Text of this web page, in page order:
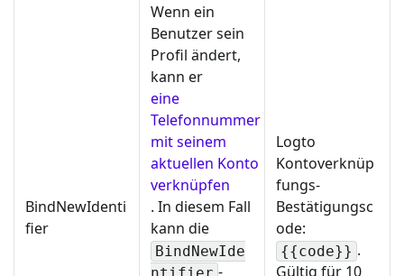
BindNewIdenti
fier
Wenn ein
Benutzer sein
Profil ändert,
kann er
eine
Telefonnummer
mit seinem
aktuellen Konto
verknüpfen
. In diesem Fall
kann die
BindNewIde
ntifier -
Logto
Kontoverknüp
fungs-
Bestätigungsc
ode:
{{code}} .
Gültig für 10